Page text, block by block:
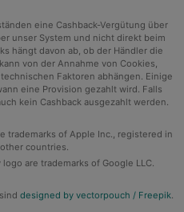
eine Cashback-Vergütung über
unser System und nicht direkt beim
hängt davon ab, ob der Händler die
von der Annahme von Cookies,
Faktoren abhängen. Einige
eine Provision gezahlt wird. Falls
kein Cashback ausgezahlt werden.
trademarks of Apple Inc., registered in
countries.
are trademarks of Google LLC.
designed by vectorpouch / Freepik.